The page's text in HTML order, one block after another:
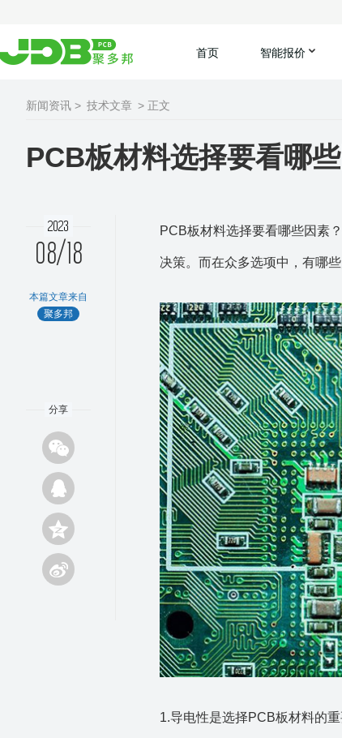
首页 智能报价
新闻资讯 > 技术文章 > 正文
PCB板材料选择要看哪
2023
08/18
本篇文章来自
聚多邦
分享
PCB板材料选择要看哪些因素
决策。而在众多选项中，有哪
1.导电性是选择PCB板材料的